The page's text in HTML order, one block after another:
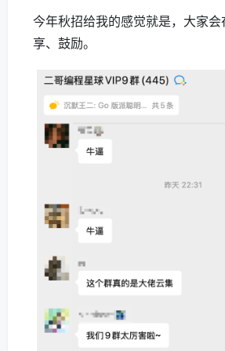
今年秋招给我的感觉就是，大家会
享、鼓励。